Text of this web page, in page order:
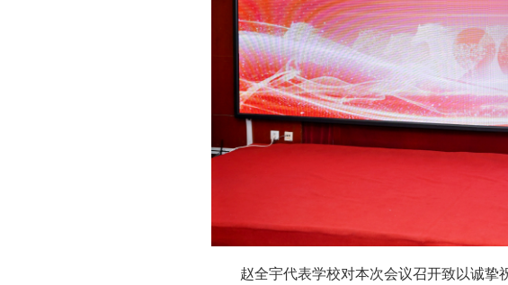
赵全宇代表学校对本次会议召开致以诚挚